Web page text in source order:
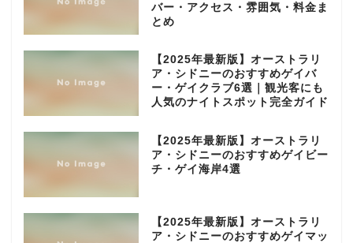
バー・アクセス・雰囲気・料金ま
とめ
【2025年最新版】オーストラリ
ア・シドニーのおすすめゲイバ
ー・ゲイクラブ6選｜観光客にも
人気のナイトスポット完全ガイド
【2025年最新版】オーストラリ
ア・シドニーのおすすめゲイビー
チ・ゲイ海岸4選
【2025年最新版】オーストラリ
ア・シドニーのおすすめゲイマッ